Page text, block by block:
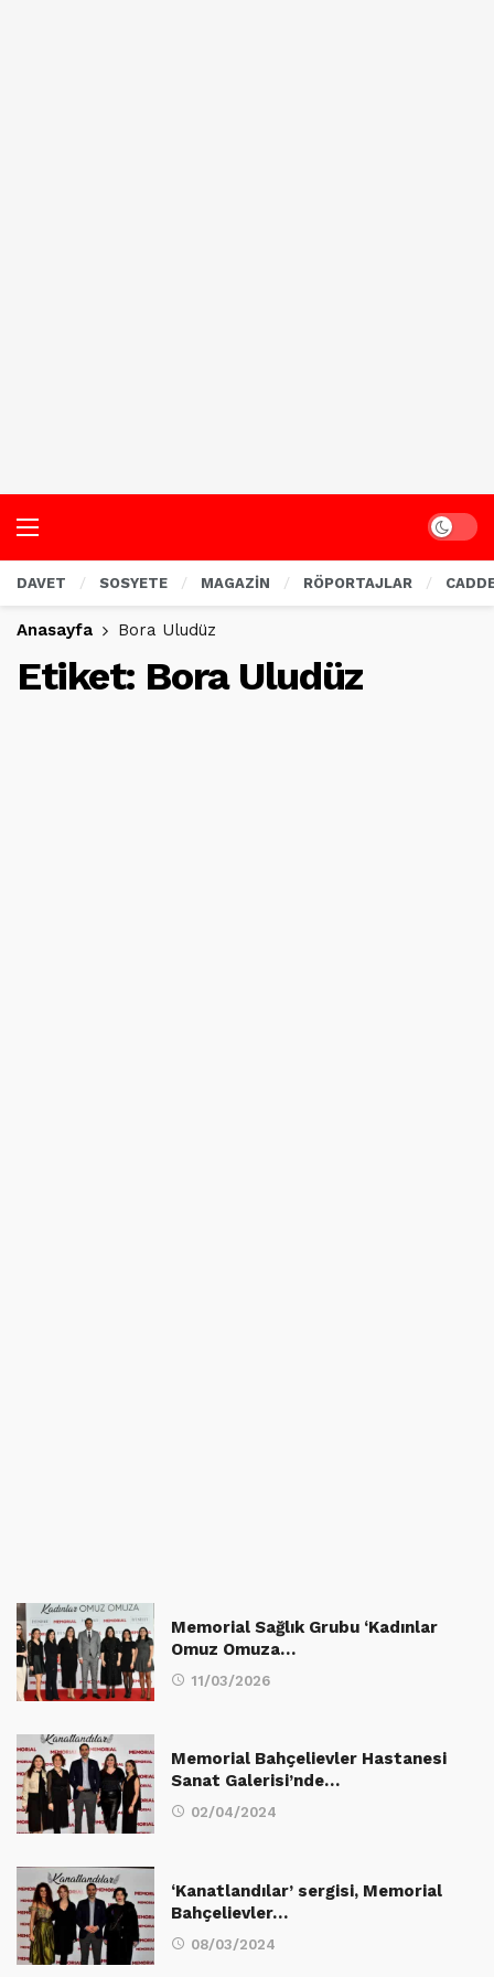
Dark
DAVET SOSYETE MAGAZİN RÖPORTAJLAR
Anasayfa Bora Uludüz
Etiket: Bora Uludüz
Memorial Sağlık Grubu ‘Kadınlar
Omuz Omuza…
11/03/2026
Memorial Bahçelievler Hastanesi
Sanat Galerisi’nde…
02/04/2024
‘Kanatlandılar’ sergisi, Memorial
Bahçelievler…
08/03/2024